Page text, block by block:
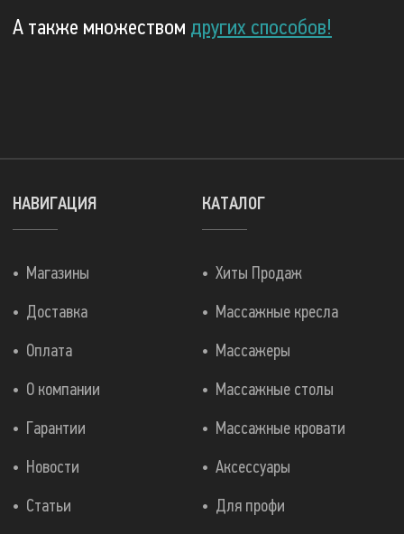
А также множеством других способов!
КАТАЛОГ
Хиты Продаж
Массажные кресла
Массажеры
Массажные столы
Массажные кровати
Аксессуары
Для профи
НАВИГАЦИЯ
Магазины
Доставка
Оплата
О компании
Гарантии
Новости
Статьи